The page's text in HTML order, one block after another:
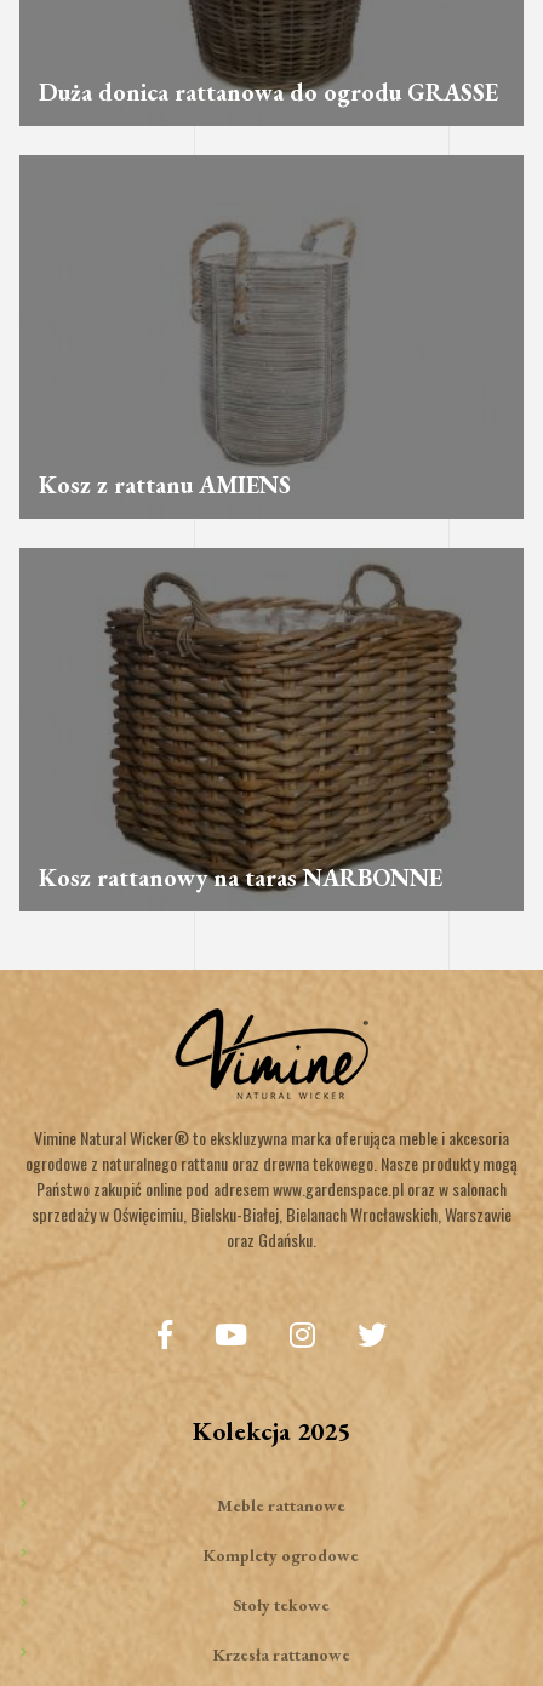
Duża donica rattanowa do ogrodu GRASSE
Kosz z rattanu AMIENS
Kosz rattanowy na taras NARBONNE
Vimine Natural Wicker® to ekskluzywna marka oferująca meble i akcesoria
ogrodowe z naturalnego rattanu oraz drewna tekowego. Nasze produkty mogą
Państwo zakupić online pod adresem www.gardenspace.pl oraz w salonach
sprzedaży w Oświęcimiu, Bielsku-Białej, Bielanach Wrocławskich, Warszawie
oraz Gdańsku.
Kolekcja 2025
Meble rattanowe
Komplety ogrodowe
Stoły tekowe
Krzesła rattanowe